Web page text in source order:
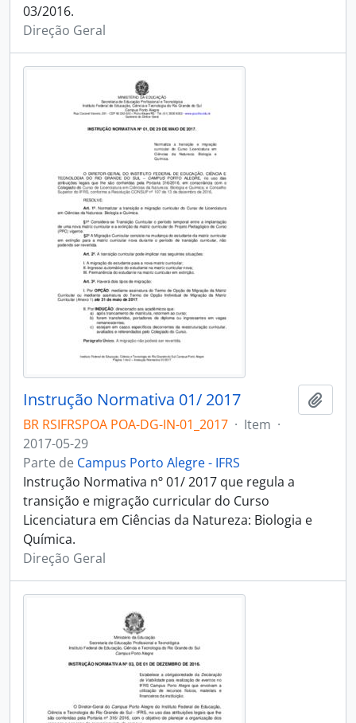
03/2016.
Direção Geral
Instrução Normativa 01/ 2017
BR RSIFRSPOA POA-DG-IN-01_2017 · Item ·
2017-05-29
Parte de Campus Porto Alegre - IFRS
Instrução Normativa nº 01/ 2017 que regula a
transição e migração curricular do Curso
Licenciatura em Ciências da Natureza: Biologia e
Química.
Direção Geral